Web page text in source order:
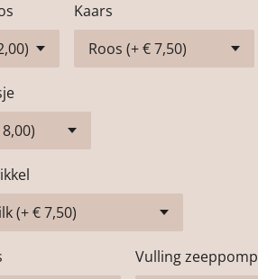
Kaars
Vulling zeeppomp